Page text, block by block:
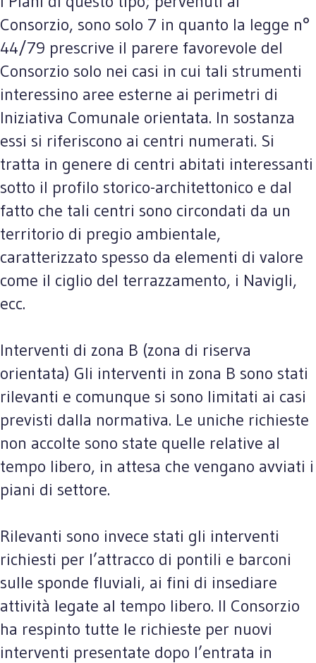
Consorzio, sono solo 7 in quanto la legge n°
44/79 prescrive il parere favorevole del
Consorzio solo nei casi in cui tali strumenti
interessino aree esterne ai perimetri di
Iniziativa Comunale orientata. In sostanza
essi si riferiscono ai centri numerati. Si
tratta in genere di centri abitati interessanti
sotto il profilo storico-architettonico e dal
fatto che tali centri sono circondati da un
territorio di pregio ambientale,
caratterizzato spesso da elementi di valore
come il ciglio del terrazzamento, i Navigli,
ecc.
Interventi di zona B (zona di riserva
orientata) Gli interventi in zona B sono stati
rilevanti e comunque si sono limitati ai casi
previsti dalla normativa. Le uniche richieste
non accolte sono state quelle relative al
tempo libero, in attesa che vengano avviati i
piani di settore.
Rilevanti sono invece stati gli interventi
richiesti per l’attracco di pontili e barconi
sulle sponde fluviali, ai fini di insediare
attività legate al tempo libero. Il Consorzio
ha respinto tutte le richieste per nuovi
interventi presentate dopo l’entrata in